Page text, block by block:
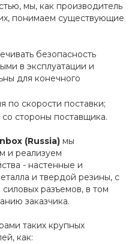
мы, как производитель
понимаем существующие
безопасность
в эксплуатации и
для конечного
скорости поставки;
стороны поставщика.
(Russia) мы
и реализуем
- настенные и
и твердой резины, с
разъемов, в том
заказчика.
таких крупных
как: